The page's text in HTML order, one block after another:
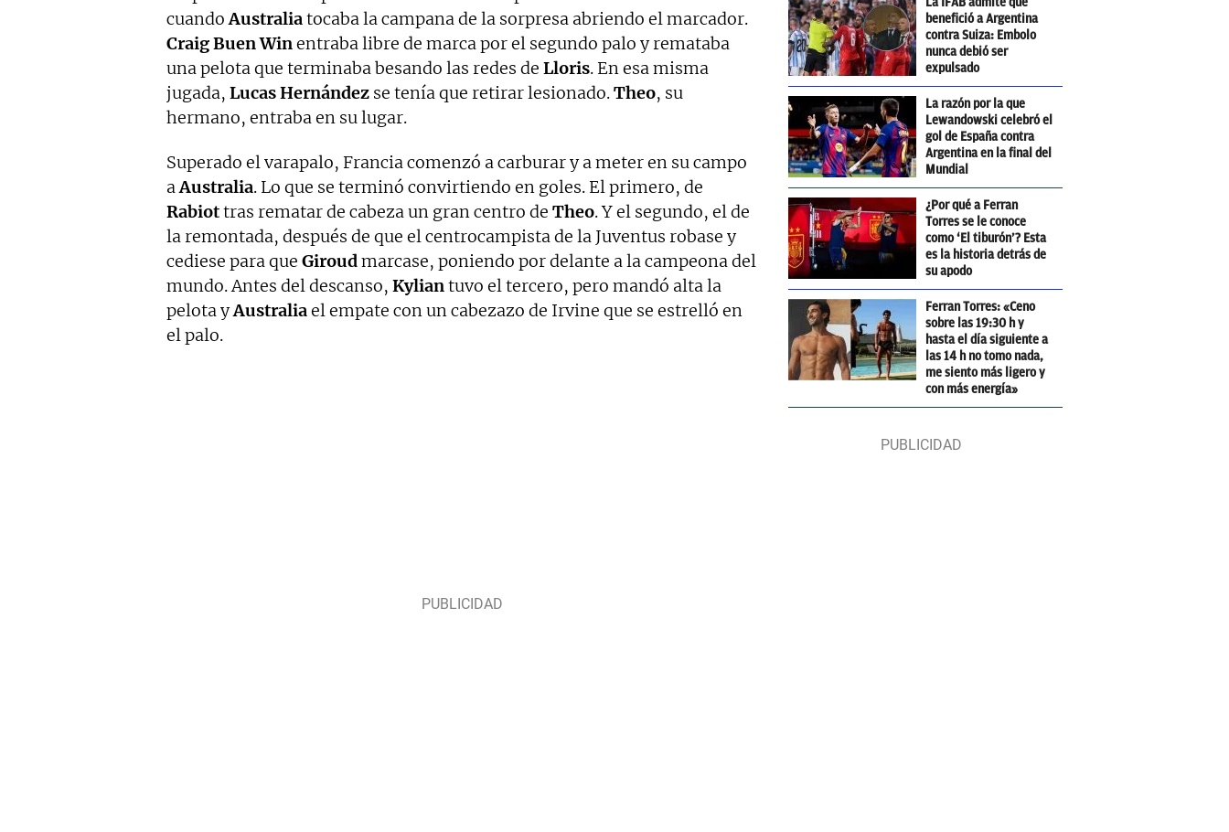
cuandoAustraliatocaba la campana de la sorpresa abriendo el marcador.
Craig Buen Winentraba libre de marca por el segundo palo y remataba
una pelota que terminaba besando las redes de Lloris. En esa misma
jugada, Lucas Hernández se tenía que retirar lesionado.Theo, su
hermano, entraba en su lugar.
Superado el varapalo, Francia comenzó a carburar y a meter en su campo
aAustralia. Lo que se terminó convirtiendo en goles. El primero, de
Rabiottras rematar de cabeza un gran centro de Theo. Y el segundo, el de
la remontada, después de que el centrocampista de la Juventus robase y
cediese para que Giroudmarcase, poniendo por delante a la campeona del
mundo. Antes del descanso, Kyliantuvo el tercero, pero mandó alta la
pelota yAustraliael empate con un cabezazo de Irvine que se estrelló en
el palo.
benefició a Argentina
contra Suiza: Embolo
nunca debió ser
expulsado
La razón por la que
Lewandowski celebró el
gol de España contra
Argentina en la final del
Mundial
¿Por qué a Ferran
Torres se le conoce
como ‘El tiburón’? Esta
es la historia detrás de
su apodo
Ferran Torres: «Ceno
sobre las 19:30 h y
hasta el día siguiente a
las 14 h no tomo nada,
me siento más ligero y
con más energía»